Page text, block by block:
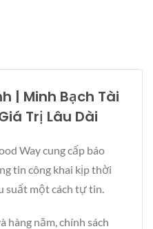
| Minh Bạch Tài
Trị Lâu Dài
Way cung cấp báo
tin công khai kịp thời
suất một cách tự tin.
hàng năm, chính sách